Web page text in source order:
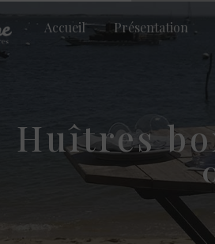
Accueil Présentation
huîtres